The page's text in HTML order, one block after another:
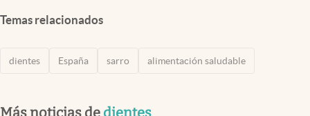
Temas relacionados
dientes España sarro alimentación saludable
Más noticias de dientes